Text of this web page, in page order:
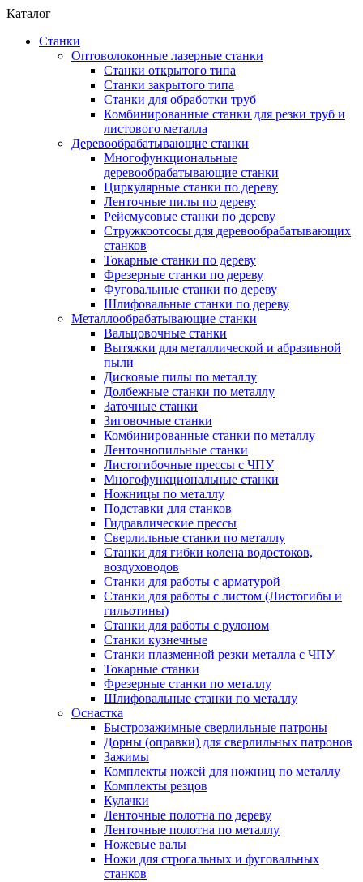
Каталог
Станки
Оптоволоконные лазерные станки
Станки открытого типа
Станки закрытого типа
Станки для обработки труб
Комбинированные станки для резки труб и
листового металла
Деревообрабатывающие станки
Многофункциональные
деревообрабатывающие станки
Циркулярные станки по дереву
Ленточные пилы по дереву
Рейсмусовые станки по дереву
Стружкоотсосы для деревообрабатывающих
станков
Токарные станки по дереву
Фрезерные станки по дереву
Фуговальные станки по дереву
Шлифовальные станки по дереву
Металлообрабатывающие станки
Вальцовочные станки
Вытяжки для металлической и абразивной
пыли
Дисковые пилы по металлу
Долбежные станки по металлу
Заточные станки
Зиговочные станки
Комбинированные станки по металлу
Ленточнопильные станки
Листогибочные прессы с ЧПУ
Многофункциональные станки
Ножницы по металлу
Подставки для станков
Гидравлические прессы
Сверлильные станки по металлу
Станки для гибки колена водостоков,
воздуховодов
Станки для работы с арматурой
Станки для работы с листом (Листогибы и
гильотины)
Станки для работы с рулоном
Станки кузнечные
Станки плазменной резки металла с ЧПУ
Токарные станки
Фрезерные станки по металлу
Шлифовальные станки по металлу
Оснастка
Быстрозажимные сверлильные патроны
Дорны (оправки) для сверлильных патронов
Зажимы
Комплекты ножей для ножниц по металлу
Комплекты резцов
Кулачки
Ленточные полотна по дереву
Ленточные полотна по металлу
Ножевые валы
Ножи для строгальных и фуговальных
станков